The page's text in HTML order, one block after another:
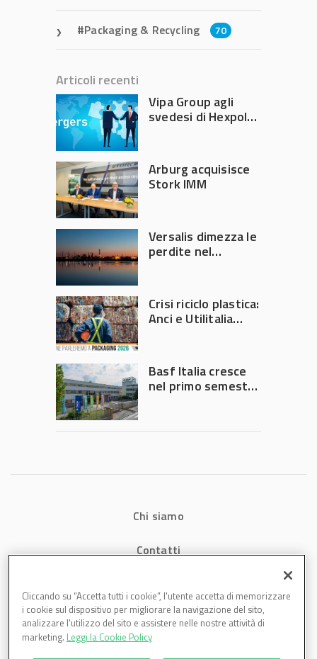
Packaging & Recycling 70
Articoli recenti
Vipa Group agli
svedesi di Hexpol
Arburg acquisisce
Stork IMM
Versalis dimezza le
perdite nel
Crisi riciclo plastica:
Anci e Utilitalia
Governo
Basf Italia cresce
nel primo semestre
Chi siamo
Contatti
Cookies
Cliccando su “Accetta tutti i cookie”, l'utente accetta di memorizzare
i cookie sul dispositivo per migliorare la navigazione del sito,
analizzare l'utilizzo del sito e assistere nelle nostre attività di
marketing. Leggi la Cookie Policy